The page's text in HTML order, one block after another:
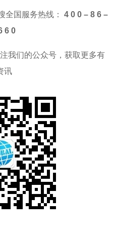
全国服务热线： 4 0 0 – 8 6 –
6 0
我们的公众号，获取更多有
讯